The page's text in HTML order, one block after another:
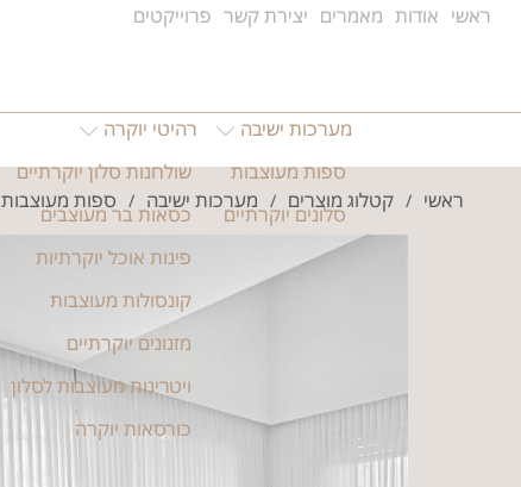
ראשי אודות מאמרים יצירת קשר פרוייקטים
מערכות ישיבה
ספות מעוצבות
סלונים יוקרתיים
רהיטי יוקרה
שולחנות סלון יוקרתיים
כסאות בר מעוצבים
פינות אוכל יוקרתיות
קונסולות מעוצבות
מזנונים יוקרתיים
ויטרינות מעוצבות לסלון
כורסאות יוקרה
ראשי / קטלוג מוצרים / מערכות ישיבה / ספות מעוצבות